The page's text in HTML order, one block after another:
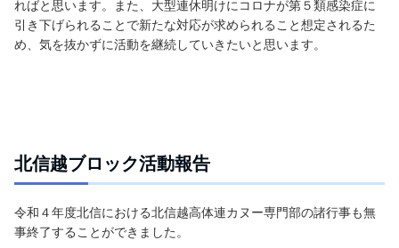
ればと思います。また、大型連休明けにコロナが第５類感染症に
引き下げられることで新たな対応が求められること想定されるた
め、気を抜かずに活動を継続していきたいと思います。
北信越ブロック活動報告
令和４年度北信における北信越高体連カヌー専門部の諸行事も無
事終了することができました。